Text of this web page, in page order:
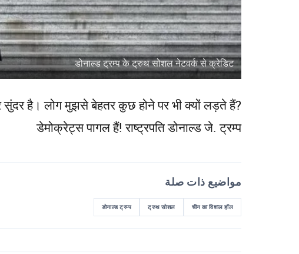
डोनाल्ड ट्रम्प के ट्रुथ सोशल नेटवर्क से क्रेडिट
है। लोग मुझसे बेहतर कुछ होने पर भी क्यों लड़ते हैं?
डेमोक्रेट्स पागल हैं! राष्ट्रपति डोनाल्ड जे. ट्रम्प
مواضيع ذات صلة
चीन का विशाल हॉल
ट्रुथ सोशल
डोनाल्ड ट्रम्प